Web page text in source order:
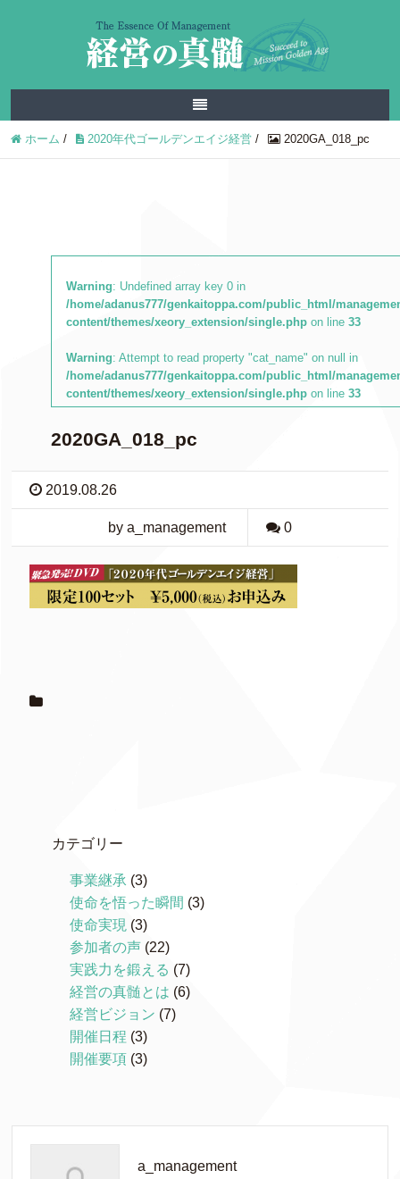
ホーム / 2020年代ゴールデンエイジ経営 / 2020GA_018_pc
Warning: Undefined array key 0 in
/home/adanus777/genkaitoppa.com/public_html/
content/themes/xeory_extension/single.php on line33
Warning: Attempt to read property "cat_name" on null in
/home/adanus777/genkaitoppa.com/public_html/
content/themes/xeory_extension/single.php on line33
2020GA_018_pc
2019.08.26
by a_management 0
カテゴリー
事業継承 (3)
使命を悟った瞬間 (3)
使命実現 (3)
参加者の声 (22)
実践力を鍛える (7)
経営の真髄とは (6)
経営ビジョン (7)
開催日程 (3)
開催要項 (3)
a_management